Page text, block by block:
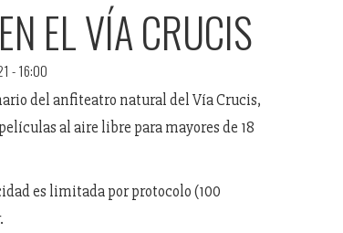
EL VÍA CRUCIS
- 16:00
del anfiteatro natural del Vía Crucis,
al aire libre para mayores de 18
es limitada por protocolo (100